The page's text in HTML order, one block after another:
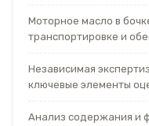
Моторное масло в
транспортировке и
Независимая
ключевые элементы
Анализ содержания и